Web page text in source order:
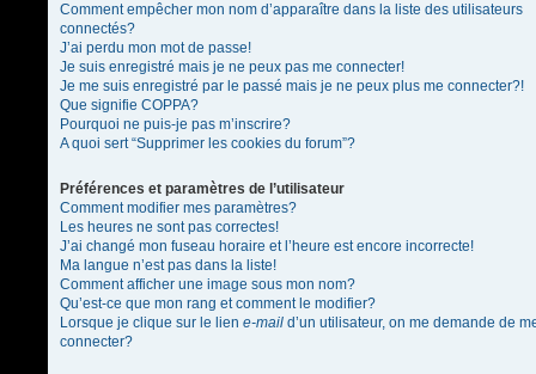
Comment empêcher mon nom d’apparaître dans la liste des utilisateurs
connectés?
J’ai perdu mon mot de passe!
Je suis enregistré mais je ne peux pas me connecter!
Je me suis enregistré par le passé mais je ne peux plus me connecter?!
Que signifie COPPA?
Pourquoi ne puis-je pas m’inscrire?
A quoi sert “Supprimer les cookies du forum”?
Préférences et paramètres de l’utilisateur
Comment modifier mes paramètres?
Les heures ne sont pas correctes!
J’ai changé mon fuseau horaire et l’heure est encore incorrecte!
Ma langue n’est pas dans la liste!
Comment afficher une image sous mon nom?
Qu’est-ce que mon rang et comment le modifier?
Lorsque je clique sur le lien e-mail d’un utilisateur, on me demande de
connecter?